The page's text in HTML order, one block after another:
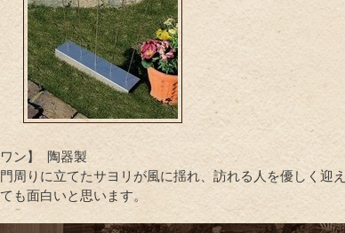
ン】 陶器製
周りに立てたサヨリが風に揺れ、訪れる人を優しく迎え
も面白いと思います。